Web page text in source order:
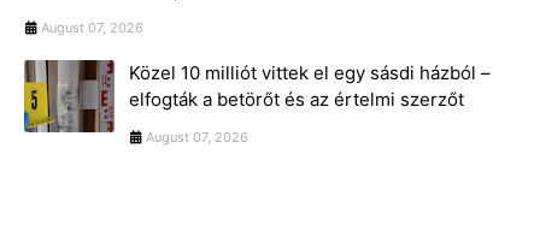
August 07, 2026
Közel 10 milliót vittek el egy sásdi házból –
elfogták a betörőt és az értelmi szerzőt
August 07, 2026